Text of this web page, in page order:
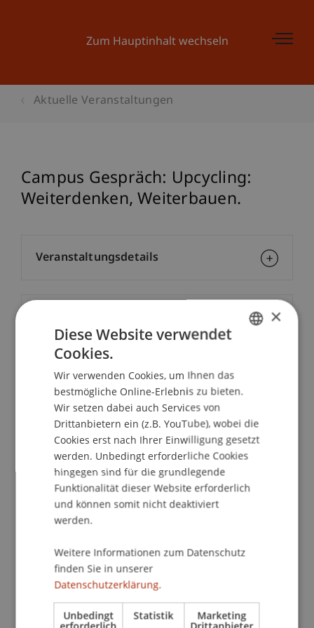
Zum Hauptinhalt wechseln
Aktuelle Veranstaltungen
Campus Gespräch: Upcycling:
Weiterdenken, Weiterbauen.
School/Professur:
Institutsübergreifende Studienangebote
Erstmals gehen die Campus Gespräche in die
Gemeinden hinaus. In vier Kulturhäusern
Liechtensteins wird dafür am Thema "upcycling"
gearbeitet. Ziel ist die Wahrnehmung der
Bedeutung und des Potentials der geerbten
Bausubstanz in Liechtenstein. Wir wollen eine
Weiterbauens wecken und ein architektonisches
Upcycling als aktive Baukultur ermöglichen und
fordern: ein bewusstes Umdenken,
Wiederverwenden, Verbinden und Aufwerten von
Bestehendem, um Neues zu schaffen.
Veranstaltungsdetails
×
Diese Website verwendet
Cookies.
Wir verwenden Cookies, um Ihnen das
bestmögliche Online-Erlebnis zu bieten.
Wir setzen dabei auch Services von
Drittanbietern ein (z.B. YouTube), wobei die
Cookies erst nach Ihrer Einwilligung gesetzt
werden. Unbedingt erforderliche Cookies
hingegen sind für die grundlegende
Funktionalität dieser Website erforderlich
und können somit nicht deaktiviert
werden.
Weitere Informationen zum Datenschutz
finden Sie in unserer
Datenschutzerklärung.
Unbedingt Statistik Marketing